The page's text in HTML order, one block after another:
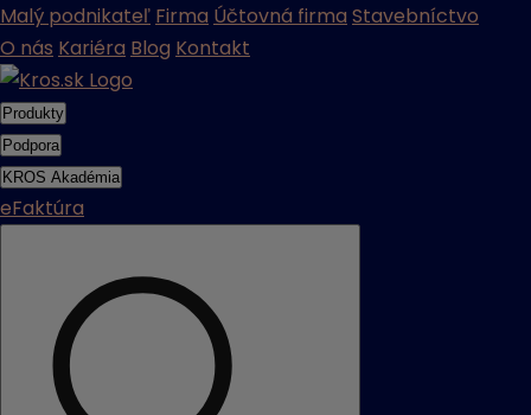
Malý podnikateľ Firma Účtovná firma Stavebníctvo
O nás Kariéra Blog Kontakt
Produkty
Podpora
KROS Akadémia
eFaktúra